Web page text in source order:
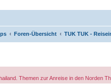
Foren-Übersicht TUK TUK -
Themen zur Anreise in den Norden